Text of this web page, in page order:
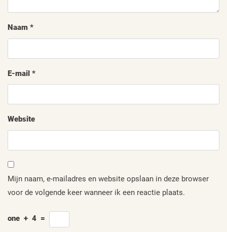
Naam *
E-mail *
Website
Mijn naam, e-mailadres en website opslaan in deze browser
voor de volgende keer wanneer ik een reactie plaats.
one + 4 =